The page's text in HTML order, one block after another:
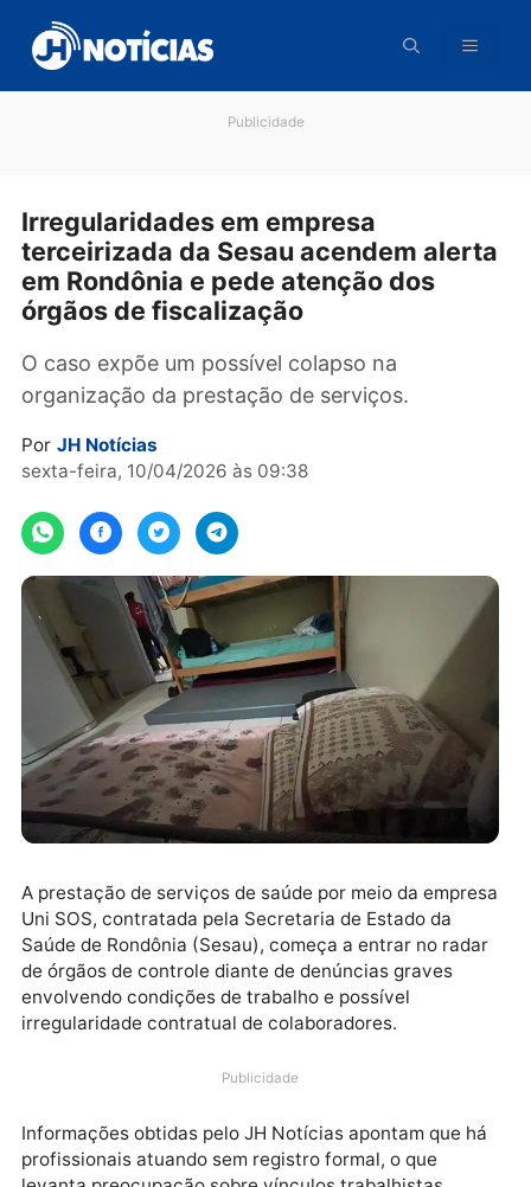
para
conteúdo
Irregularidades em empresa
terceirizada da Sesau acendem
em Rondônia e pede atenção dos
O caso expõe um possível colapso na
organização da prestação de serviços.
sexta-feira, 10/04/2026 às 09:38
A prestação de serviços de saúde por meio da
Uni SOS, contratada pela Secretaria de Estado da
de órgãos de controle diante de denúncias graves
irregularidade contratual de colaboradores.